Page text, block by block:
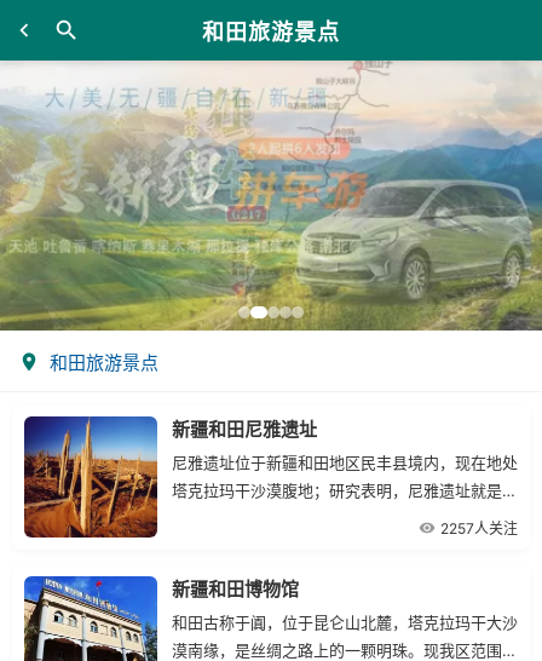
和田旅游景点
和田旅游景点
新疆和田尼雅遗址
尼雅遗址位于新疆和田地区民丰县境内，现在地处
塔克拉玛干沙漠腹地；研究表明，尼雅遗址就是汉
代古西域36国中的精绝国故地。尼雅遗址规模宏
2257人关注
新疆和田博物馆
和田古称于阗，位于昆仑山北麓，塔克拉玛干大沙
漠南缘，是丝绸之路上的一颗明珠。现我区范围内